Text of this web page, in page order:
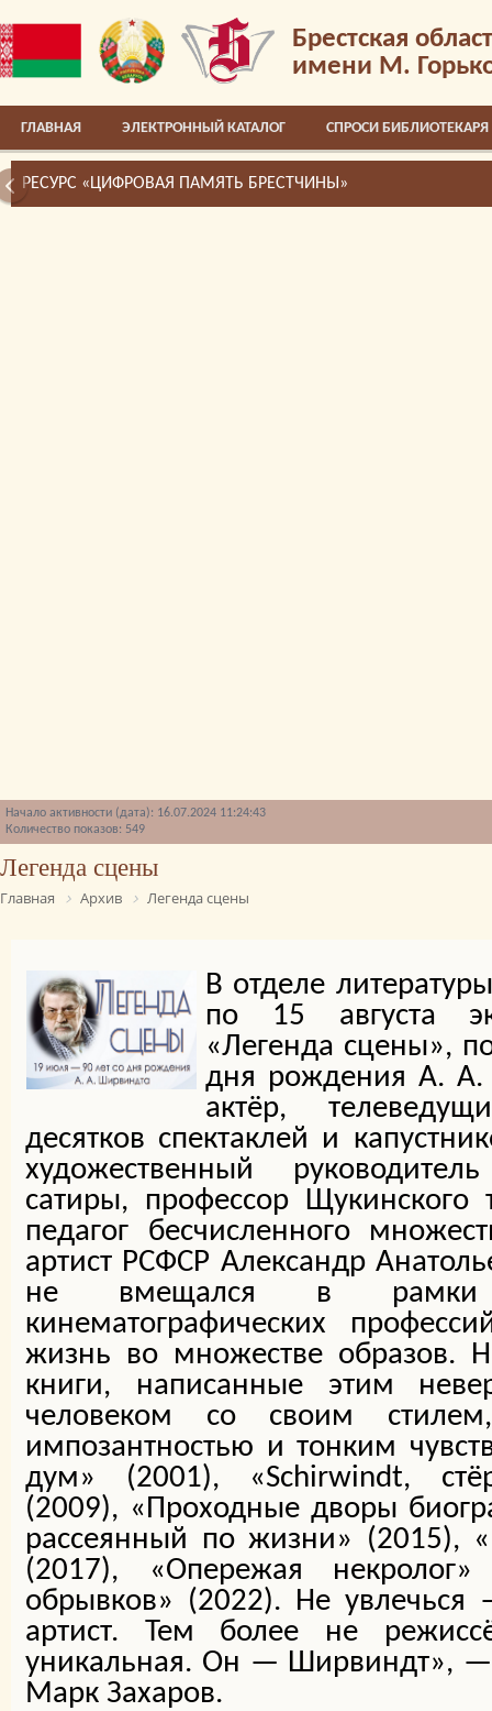
Брестская
имени М.
ГЛАВНАЯ ЭЛЕКТРОННЫЙ КАТАЛОГ СПРОСИ БИБЛИОТЕКАРЯ
РЕСУРС «ЦИФРОВАЯ ПАМЯТЬ БРЕСТЧИНЫ»
Начало активности (дата): 16.07.2024 11:24:43
Количество показов: 549
Легенда сцены
Главная Архив Легенда сцены
В отделе
по 15 августа
«Легенда сцены»,
дня рождения А. А.
актёр,
десятков спектаклей и
художественный
сатиры, профессор Щукинского
педагог бесчисленного
артист РСФСР Александр
не вмещался в рамки
кинематографических
жизнь во множестве образов.
книги, написанные этим
человеком со своим
импозантностью и тонким
дум» (2001), «Schirwindt,
(2009), «Проходные дворы
рассеянный по жизни» (2015),
(2017), «Опережая
обрывков» (2022). Не
артист. Тем более не
уникальная. Он — Ширвиндт», —
Марк Захаров.